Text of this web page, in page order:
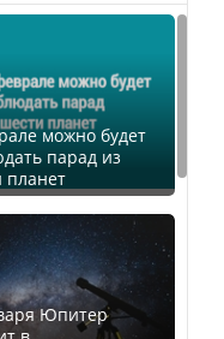
можно будет
парад из
планет
Юпитер